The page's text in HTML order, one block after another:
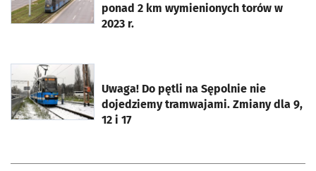
ponad 2 km wymienionych torów w
2023 r.
Uwaga! Do pętli na Sępolnie nie
dojedziemy tramwajami. Zmiany dla 9,
12 i 17
otworzy się w nowej karcie